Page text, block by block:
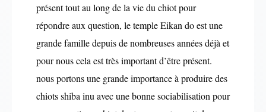
présent tout au long de la vie du chiot pour
répondre aux question, le temple Eikan do est une
grande famille depuis de nombreuses années déjà et
pour nous cela est très important d’être présent.
nous portons une grande importance à produire des
chiots shiba inu avec une bonne sociabilisation pour